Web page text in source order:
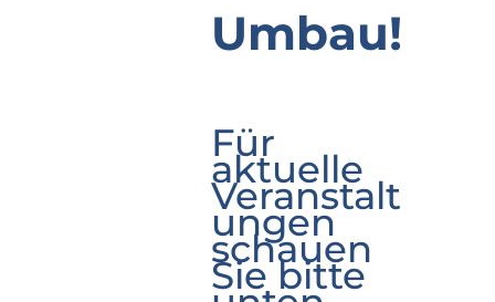
Umbau!
Für
aktuelle
Veranstalt
ungen
schauen
Sie bitte